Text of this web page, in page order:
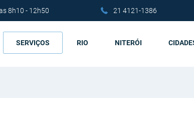
8h10 - 12h50 21 4121-1386
SERVIÇOS RIO NITERÓI